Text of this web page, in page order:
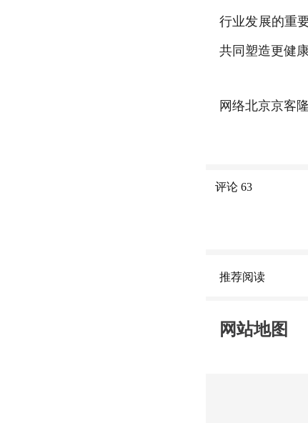
行业发展的重
共同塑造更健
网络北京京客
评论 63
推荐阅读
网站地图